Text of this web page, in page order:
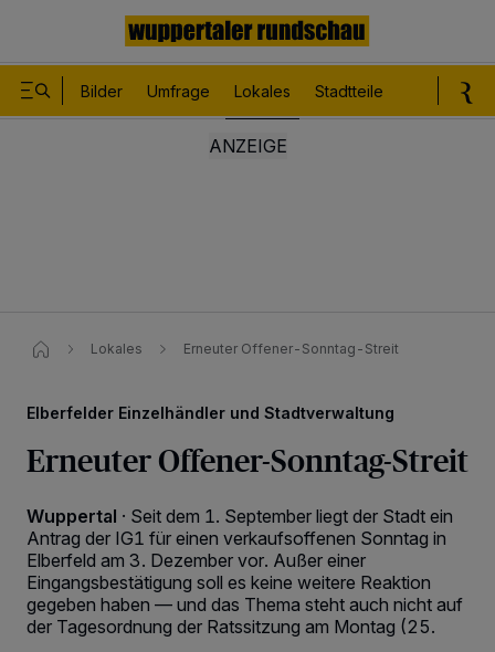
Bilder Umfrage Lokales Stadtteile
Lokales Erneuter Offener-Sonntag-Streit
Elberfelder Einzelhändler und Stadtverwaltung
Erneuter Offener-Sonntag-Streit
Wuppertal · Seit dem 1. September liegt der Stadt ein
Antrag der IG1 für einen verkaufsoffenen Sonntag in
Elberfeld am 3. Dezember vor. Außer einer
Eingangsbestätigung soll es keine weitere Reaktion
gegeben haben — und das Thema steht auch nicht auf
der Tagesordnung der Ratssitzung am Montag (25.